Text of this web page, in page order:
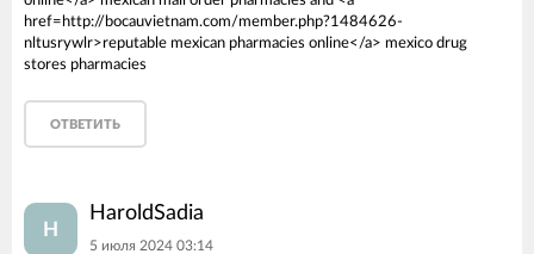
href=http://bocauvietnam.com/member.php?1484626-
nltusrywlr>reputable mexican pharmacies online</a> mexico drug
stores pharmacies
ОТВЕТИТЬ
H
HaroldSadia
5 июля 2024 03:14